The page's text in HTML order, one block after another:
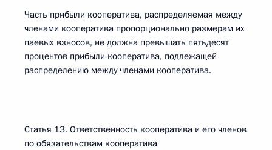
Часть прибыли кооператива, распределяемая между
членами кооператива пропорционально размерам их
паевых взносов, не должна превышать пятьдесят
процентов прибыли кооператива, подлежащей
распределению между членами кооператива.
Статья 13. Ответственность кооператива и его членов
по обязательствам кооператива